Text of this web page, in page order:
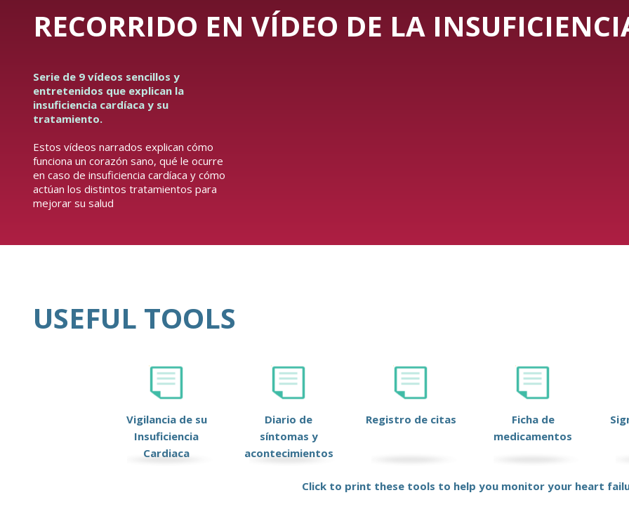
RECORRIDO EN VÍDEO DE LA
Serie de 9 vídeos sencillos y
entretenidos que explican la
insuficiencia cardíaca y su
tratamiento.
Estos vídeos narrados explican cómo
funciona un corazón sano, qué le ocurre
en caso de insuficiencia cardíaca y cómo
actúan los distintos tratamientos para
mejorar su salud
USEFUL TOOLS
Vigilancia de su
Insuficiencia
Cardiaca
Diario de
síntomas y
acontecimientos
Registro de citas
Ficha de
medicamentos
Click to print these tools to help you monitor your heart